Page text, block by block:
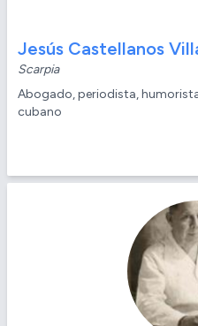
Jesús Castellanos
Scarpia
Abogado, periodista,
cubano